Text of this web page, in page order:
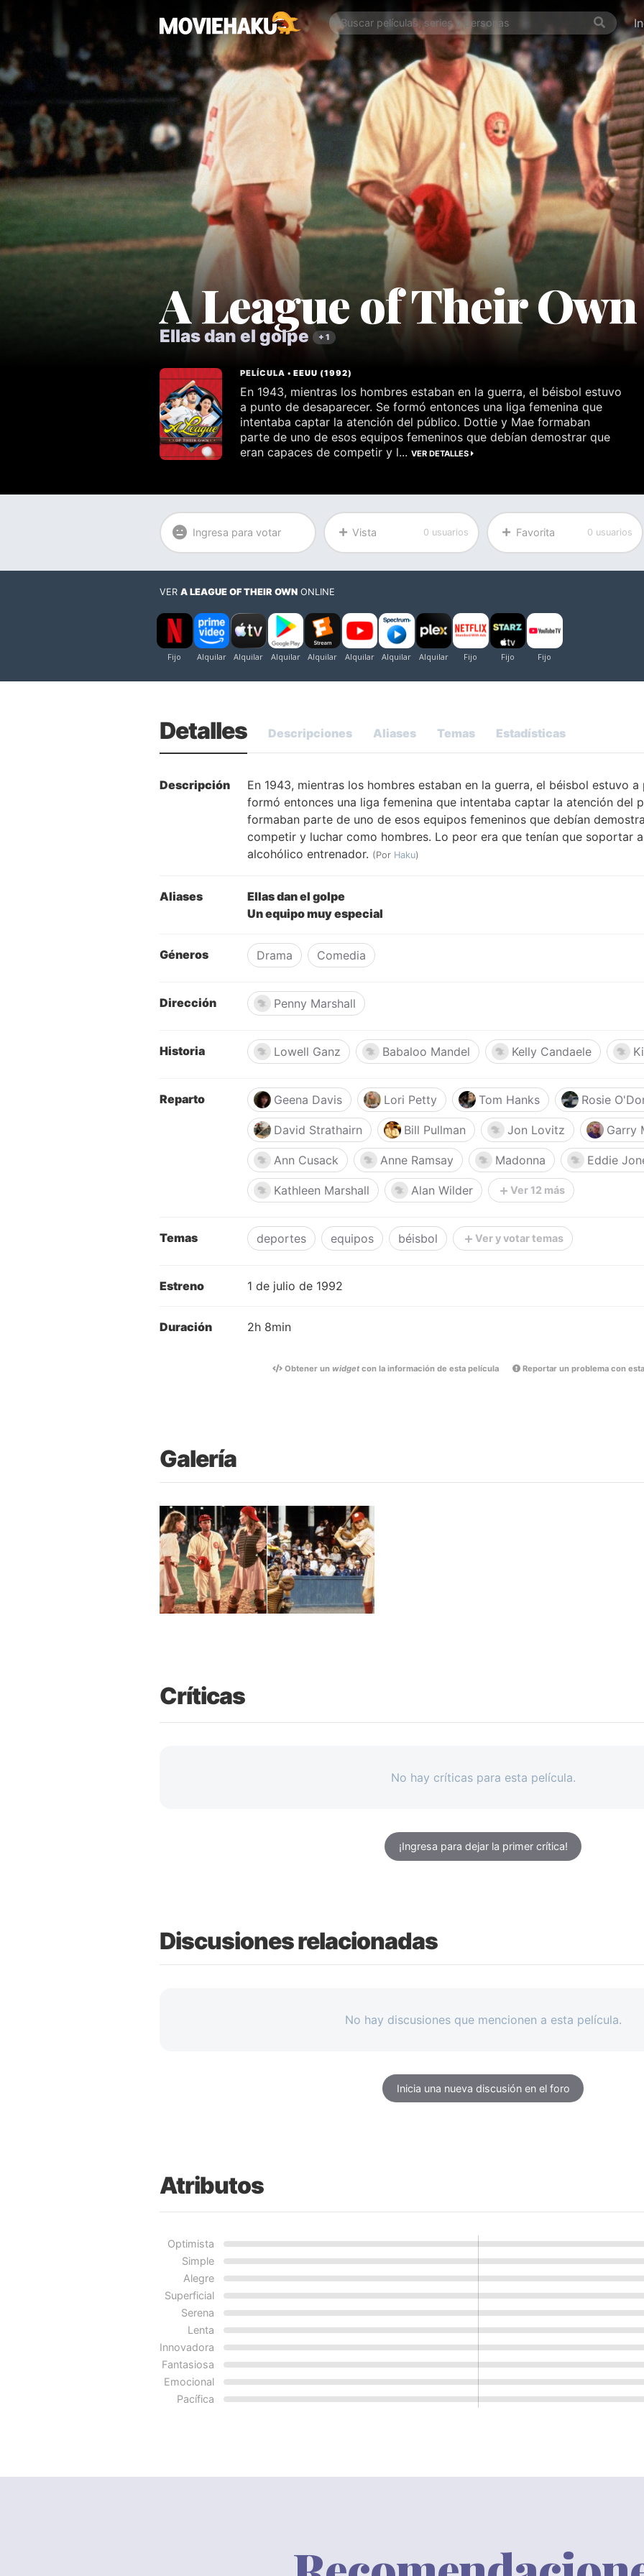
A League of Their Own
Ellas dan el golpe + 1
PELÍCULA •EEUU (1992)
En 1943, mientras los hombres estaban en la guerra, el béisbol estuvo
a punto de desaparecer. Se formó entonces una liga femenina que
intentaba captar la atención del público. Dottie y Mae formaban
parte de uno de esos equipos femeninos que debían demostrar que
eran capaces de competir y l...VER DETALLES
Ingresa para votar Vista 0 usuarios Favorita 0 usuarios
VER A LEAGUE OF THEIR OWN ONLINE
Detalles Descripciones Aliases Temas Estadísticas
Descripción
En 1943, mientras los hombres estaban en la guerra, el béisbol estuvo
formó entonces una liga femenina que intentaba captar la atención del
formaban parte de uno de esos equipos femeninos que debían
competir y luchar como hombres. Lo peor era que tenían que soportar
alcohólico entrenador. (Por Haku)
Aliases
Ellas dan el golpe
Un equipo muy especial
Géneros Drama Comedia
Dirección Penny Marshall
Historia Lowell Ganz Babaloo Mandel Kelly Candaele
Reparto Geena Davis Lori Petty Tom Hanks Rosie
David Strathairn Bill Pullman Jon Lovitz Garry
Ann Cusack Anne Ramsay Madonna Eddie
Kathleen Marshall Alan Wilder Ver 12 más
Temas deportes equipos béisbol Ver y votar temas
Estreno 1 de julio de 1992
Duración 2h 8min
Obtener un widgetcon la información de esta película Reportar un problema con
Galería
Críticas
No hay críticas para esta película.
¡Ingresa para dejar la primer crítica!
Discusiones relacionadas
No hay discusiones que mencionen a esta película.
Inicia una nueva discusión en el foro
Atributos
Optimista
Simple
Alegre
Superficial
Serena
Lenta
Innovadora
Fantasiosa
Emocional
Pacífica